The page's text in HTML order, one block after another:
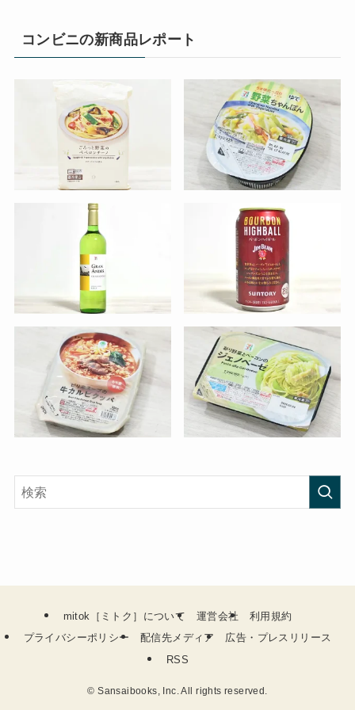
コンビニの新商品レポート
mitok［ミトク］について 運営会社
利用規約
プライバシーポリシー
配信先メディア
広告・プレスリリース
RSS
© Sansaibooks, Inc. All rights reserved.